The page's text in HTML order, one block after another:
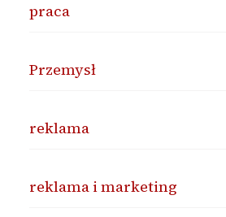
praca
Przemysł
reklama
reklama i marketing